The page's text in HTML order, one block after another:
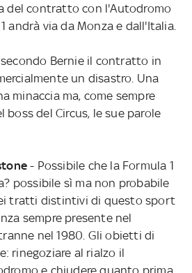
del contratto con l'Autodromo
andrà via da Monza e dall'Italia.
secondo Bernie il contratto in
un disastro. Una
minaccia ma, come sempre
boss del Circus, le sue parole
- Possibile che la Formula 1
possibile sì ma non probabile
tratti distintivi di questo sport
sempre presente nel
nel 1980. Gli obietti di
rinegoziare al rialzo il
e chiudere quanto prima